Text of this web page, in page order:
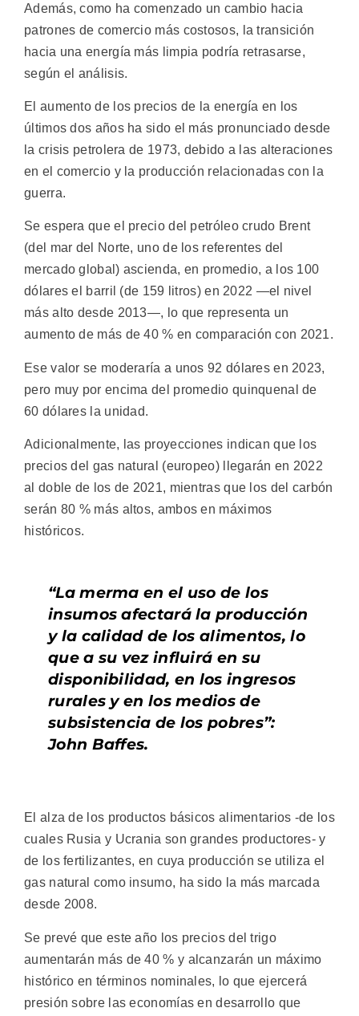
Además, como ha comenzado un cambio hacia
patrones de comercio más costosos, la transición
hacia una energía más limpia podría retrasarse,
según el análisis.
El aumento de los precios de la energía en los
últimos dos años ha sido el más pronunciado desde
la crisis petrolera de 1973, debido a las alteraciones
en el comercio y la producción relacionadas con la
guerra.
Se espera que el precio del petróleo crudo Brent
(del mar del Norte, uno de los referentes del
mercado global) ascienda, en promedio, a los 100
dólares el barril (de 159 litros) en 2022 —el nivel
más alto desde 2013—, lo que representa un
aumento de más de 40 % en comparación con 2021.
Ese valor se moderaría a unos 92 dólares en 2023,
pero muy por encima del promedio quinquenal de
60 dólares la unidad.
Adicionalmente, las proyecciones indican que los
precios del gas natural (europeo) llegarán en 2022
al doble de los de 2021, mientras que los del carbón
serán 80 % más altos, ambos en máximos
históricos.
“La merma en el uso de los
insumos afectará la producción
y la calidad de los alimentos, lo
que a su vez influirá en su
disponibilidad, en los ingresos
rurales y en los medios de
subsistencia de los pobres”:
John Baffes.
El alza de los productos básicos alimentarios -de los
cuales Rusia y Ucrania son grandes productores- y
de los fertilizantes, en cuya producción se utiliza el
gas natural como insumo, ha sido la más marcada
desde 2008.
Se prevé que este año los precios del trigo
aumentarán más de 40 % y alcanzarán un máximo
histórico en términos nominales, lo que ejercerá
presión sobre las economías en desarrollo que